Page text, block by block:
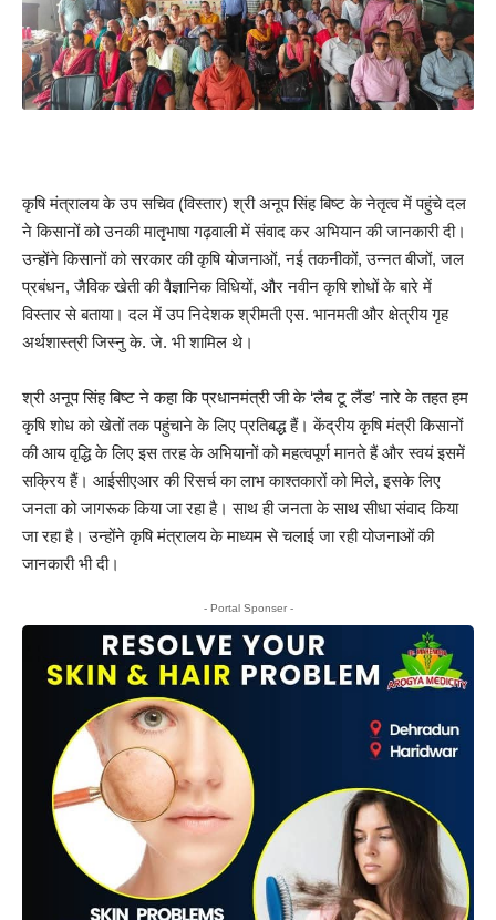
कृषि मंत्रालय के उप सचिव (विस्तार) श्री अनूप सिंह बिष्ट के नेतृत्व में पहुंचे दल
ने किसानों को उनकी मातृभाषा गढ़वाली में संवाद कर अभियान की जानकारी दी।
उन्होंने किसानों को सरकार की कृषि योजनाओं, नई तकनीकों, उन्नत बीजों, जल
प्रबंधन, जैविक खेती की वैज्ञानिक विधियों, और नवीन कृषि शोधों के बारे में
विस्तार से बताया। दल में उप निदेशक श्रीमती एस. भानमती और क्षेत्रीय गृह
अर्थशास्त्री जिस्नु के. जे. भी शामिल थे।
श्री अनूप सिंह बिष्ट ने कहा कि प्रधानमंत्री जी के ‘लैब टू लैंड’ नारे के तहत हम
कृषि शोध को खेतों तक पहुंचाने के लिए प्रतिबद्ध हैं। केंद्रीय कृषि मंत्री किसानों
की आय वृद्धि के लिए इस तरह के अभियानों को महत्वपूर्ण मानते हैं और स्वयं इसमें
सक्रिय हैं। आईसीएआर की रिसर्च का लाभ काश्तकारों को मिले, इसके लिए
जनता को जागरूक किया जा रहा है। साथ ही जनता के साथ सीधा संवाद किया
जा रहा है। उन्होंने कृषि मंत्रालय के माध्यम से चलाई जा रही योजनाओं की
जानकारी भी दी।
- Portal Sponser -